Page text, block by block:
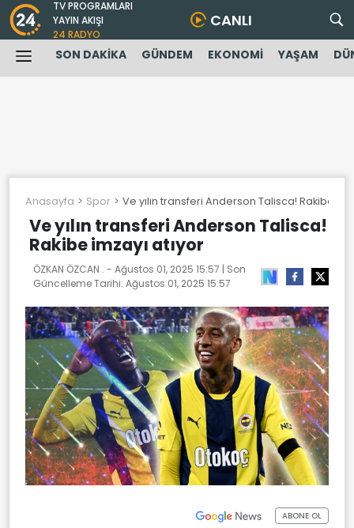
TV PROGRAMLARI
YAYIN AKIŞI
24 RADYO
CANLI
SON DAKİKA GÜNDEM EKONOMİ YAŞAM
Anasayfa Spor Ve yılın transferi Anderson Talisca! Rakibe
Ve yılın transferi Anderson Talisca!
Rakibe imzayı atıyor
ÖZKAN ÖZCAN . - Ağustos 01, 2025 15:57 | Son
Güncelleme Tarihi: Ağustos 01, 2025 15:57
ABONE OL